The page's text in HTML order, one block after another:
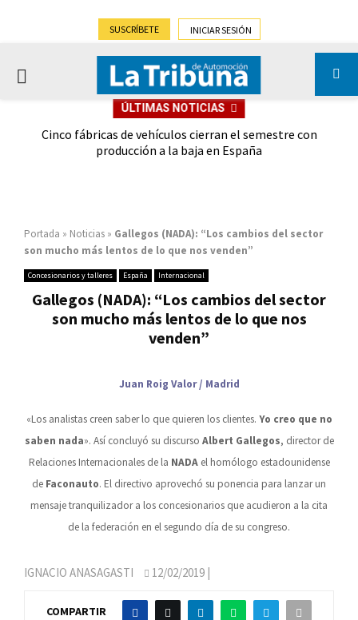
SUSCRÍBETE INICIAR SESIÓN
PRIMARY
ÚLTIMAS NOTICIAS
Cinco fábricas de vehículos cierran el semestre con
producción a la baja en España
Portada » Noticias » Gallegos (NADA): “Los cambios del sector
son mucho más lentos de lo que nos venden”
Concesionarios y talleres España Internacional
Gallegos (NADA): “Los cambios del sector
son mucho más lentos de lo que nos
venden”
Juan Roig Valor / Madrid
«Los analistas creen saber lo que quieren los clientes. Yo creo que no
saben nada». Así concluyó su discurso Albert Gallegos, director de
Relaciones Internacionales de la NADAel homólogo estadounidense
de Faconauto. El directivo aprovechó su ponencia para lanzar un
mensaje tranquilizador a los concesionarios que acudieron a la cita
de la federación en el segundo día de su congreso.
IGNACIO ANASAGASTI 12/02/2019 |
COMPARTIR